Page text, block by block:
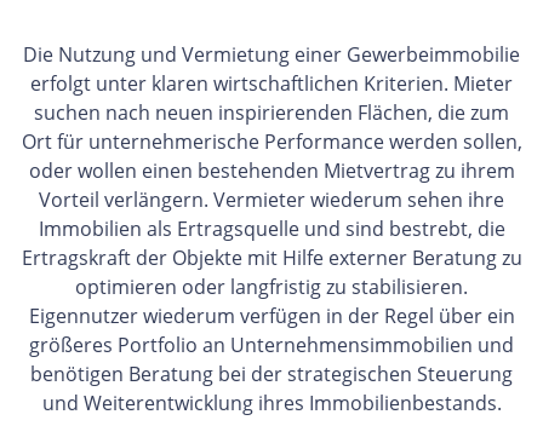
Die Nutzung und Vermietung einer Gewerbeimmobilie
erfolgt unter klaren wirtschaftlichen Kriterien. Mieter
suchen nach neuen inspirierenden Flächen, die zum
Ort für unternehmerische Performance werden sollen,
oder wollen einen bestehenden Mietvertrag zu ihrem
Vorteil verlängern. Vermieter wiederum sehen ihre
Immobilien als Ertragsquelle und sind bestrebt, die
Ertragskraft der Objekte mit Hilfe externer Beratung zu
optimieren oder langfristig zu stabilisieren.
Eigennutzer wiederum verfügen in der Regel über ein
größeres Portfolio an Unternehmensimmobilien und
benötigen Beratung bei der strategischen Steuerung
und Weiterentwicklung ihres Immobilienbestands.